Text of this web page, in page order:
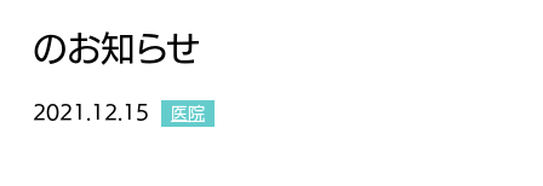
のお知らせ
2021.12.15 医院